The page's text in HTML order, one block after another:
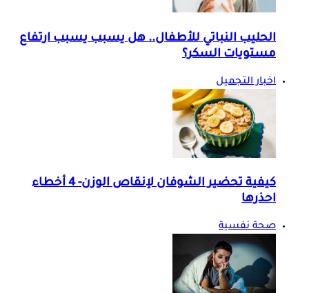
الحليب النباتي للأطفال.. هل يسبب يسبب ارتفاع
مستويات السكر؟
اخبار التجميل
كيفية تحضير الشوفان لإنقاص الوزن- 4 أخطاء
احذرها
صحة نفسية